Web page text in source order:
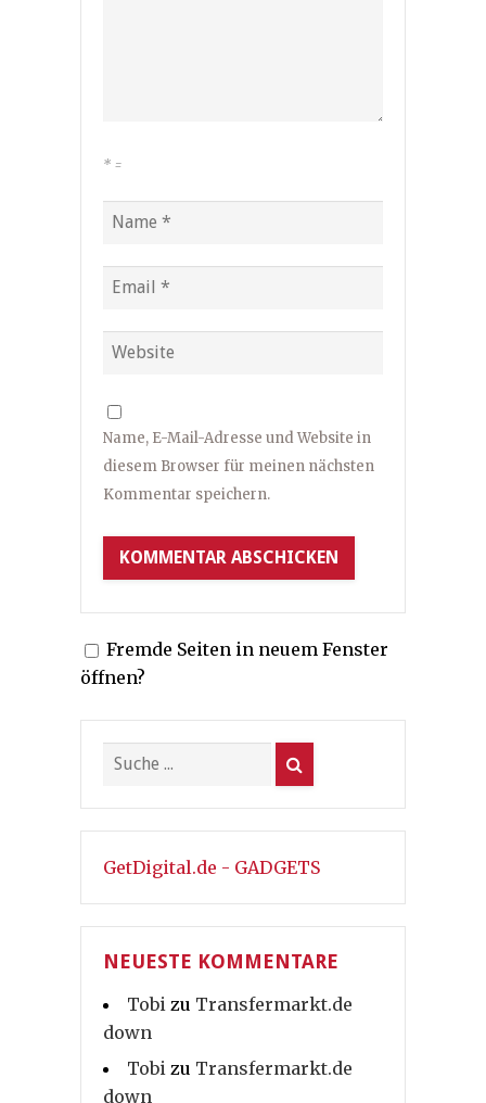
* =
Name, E-Mail-Adresse und Website in
diesem Browser für meinen nächsten
Kommentar speichern.
Fremde Seiten in neuem Fenster
öffnen?
GetDigital.de - GADGETS
NEUESTE KOMMENTARE
Tobi zu Transfermarkt.de
down
Tobi zu Transfermarkt.de
down